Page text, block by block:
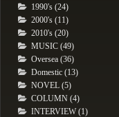
1990's (24)
2000's (11)
2010's (20)
MUSIC (49)
Oversea (36)
Domestic (13)
NOVEL (5)
COLUMN (4)
INTERVIEW (1)